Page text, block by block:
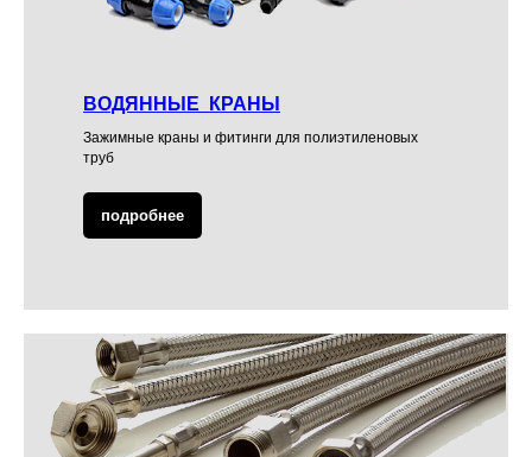
ВОДЯННЫЕ КРАНЫ
Зажимные краны и фитинги для полиэтиленовых
труб
подробнее